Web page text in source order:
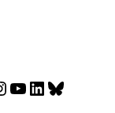
YouTube
LinkedIn
Bluesky